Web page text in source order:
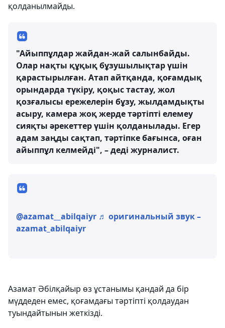
қолданылмайды.
"Айыппұлдар жайдан-жай салынбайды.
Олар нақты құқық бұзушылықтар үшін
қарастырылған. Атап айтқанда, қоғамдық
орындарда түкіру, қоқыс тастау, жол
қозғалысы ережелерін бұзу, жылдамдықты
асыру, камера жоқ жерде тәртіпті елемеу
сияқты әрекеттер үшін қолданылады. Егер
адам заңды сақтап, тәртіпке бағынса, оған
айыппұл келмейді", – деді журналист.
@azamat__abilqaiyr ♬ оригинальный звук –
azamat_abilqaiyr
Азамат Әбілқайыр өз ұстанымы қандай да бір
мүддеден емес, қоғамдағы тәртіпті қолдаудан
туындайтынын жеткізді.